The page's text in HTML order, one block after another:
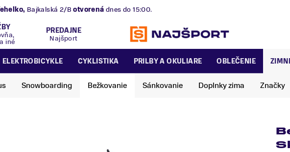
, Bajkalská 2/B otvorená dnes do 15:00.
iné
PREDAJNE
Najšport
ELEKTROBICYKLE CYKLISTIKA PRILBY A OKULIARE OBLEČENIE
Snowboarding Bežkovanie Sánkovanie Doplnky zima Značky